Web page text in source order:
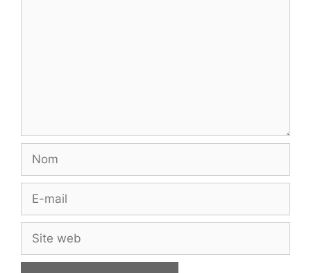
Nom
Site
web